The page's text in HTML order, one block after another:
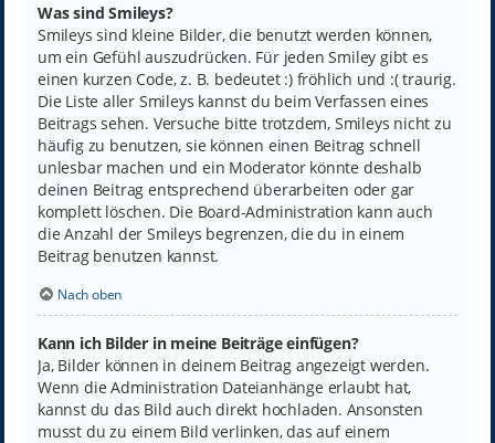
Was sind Smileys?
Smileys sind kleine Bilder, die benutzt werden können,
um ein Gefühl auszudrücken. Für jeden Smiley gibt es
einen kurzen Code, z. B. bedeutet :) fröhlich und :( traurig.
Die Liste aller Smileys kannst du beim Verfassen eines
Beitrags sehen. Versuche bitte trotzdem, Smileys nicht zu
häufig zu benutzen, sie können einen Beitrag schnell
unlesbar machen und ein Moderator könnte deshalb
deinen Beitrag entsprechend überarbeiten oder gar
komplett löschen. Die Board-Administration kann auch
die Anzahl der Smileys begrenzen, die du in einem
Beitrag benutzen kannst.
Nach oben
Kann ich Bilder in meine Beiträge einfügen?
Ja, Bilder können in deinem Beitrag angezeigt werden.
Wenn die Administration Dateianhänge erlaubt hat,
kannst du das Bild auch direkt hochladen. Ansonsten
musst du zu einem Bild verlinken, das auf einem